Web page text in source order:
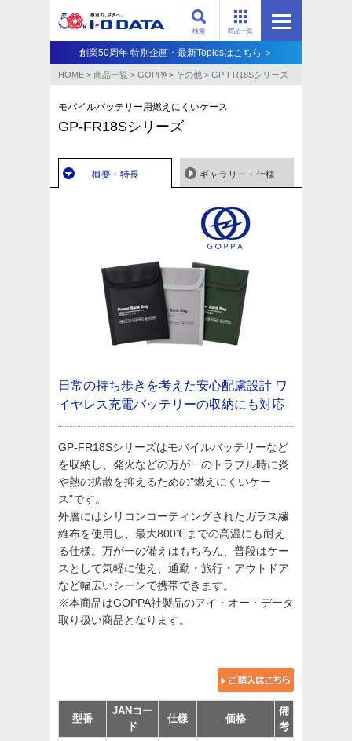
商品一覧
検索
創業50周年 特別企画・最新Topicsはこちら ＞
HOME > 商品一覧 > GOPPA> その他 > GP-FR18Sシリーズ
モバイルバッテリー用燃えにくいケース
GP-FR18Sシリーズ
概要・特長 ギャラリー・仕様
日常の持ち歩きを考えた安心配慮設計 ワ
イヤレス充電バッテリーの収納にも対応
GP-FR18Sシリーズはモバイルバッテリーなど
を収納し、発火などの万が一のトラブル時に炎
や熱の拡散を抑えるための"燃えにくいケー
ス"です。
外層にはシリコンコーティングされたガラス繊
維布を使用し、最大800℃までの高温にも耐え
る仕様。万が一の備えはもちろん、普段はケー
スとして気軽に使え、通勤・旅行・アウトドア
など幅広いシーンで携帯できます。
※本商品はGOPPA社製品のアイ・オー・データ
取り扱い商品となります。
型番
JANコー
ド
仕様 価格
備
考